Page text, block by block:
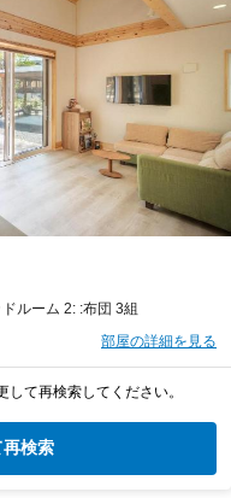
ルーム 2: :布団 3組
部屋の詳細を見る
て再検索してください。
検索